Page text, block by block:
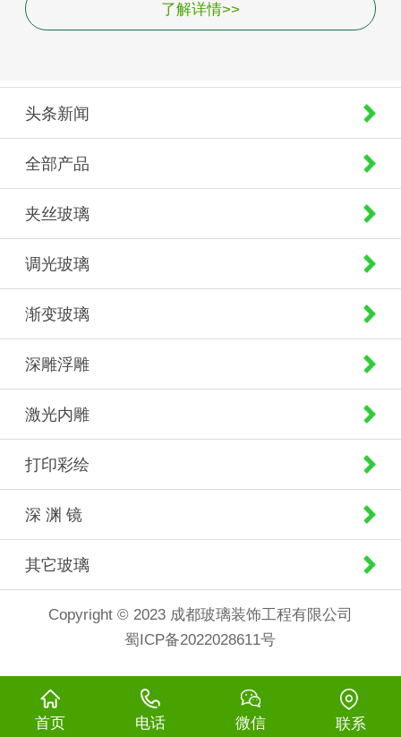
了解详情>>
头条新闻
全部产品
夹丝玻璃
调光玻璃
渐变玻璃
深雕浮雕
激光内雕
打印彩绘
深 渊 镜
其它玻璃
Copyright © 2023 成都玻璃装饰工程有限公司
蜀ICP备2022028611号
首页 电话 微信 联系